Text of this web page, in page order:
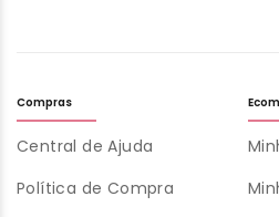
Compras
Central de Ajuda
Política de Compra